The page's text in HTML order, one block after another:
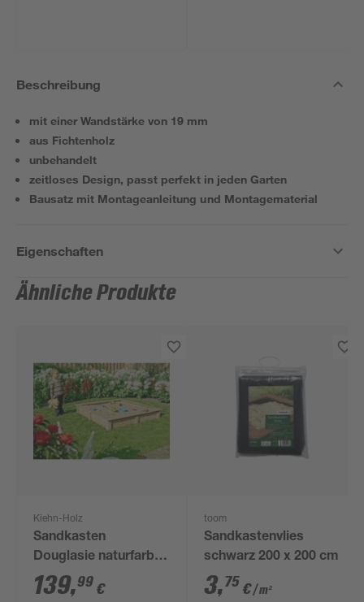
Beschreibung
mit einer Wandstärke von 19 mm
aus Fichtenholz
unbehandelt
zeitloses Design, passt perfekt in jeden Garten
Bausatz mit Montageanleitung und Montagematerial
Eigenschaften
Ähnliche Produkte
Kiehn-Holz
Sandkasten
Douglasie naturfarben
150 x 24 x 150 cm
139,99 €
toom
Sandkastenvlies
schwarz 200 x 200 cm
3,75 €/ m²